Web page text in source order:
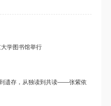
学图书馆举行
遗存，从独读到共读——张紫依